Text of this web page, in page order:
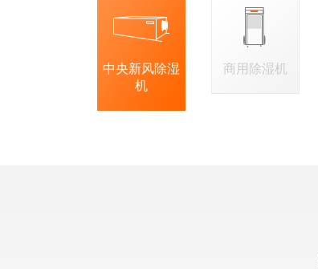
中央新风除湿
机
商用除湿机